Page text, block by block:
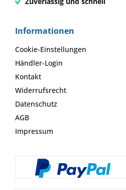
Informationen
Cookie-Einstellungen
Händler-Login
Kontakt
Widerrufsrecht
Datenschutz
AGB
Impressum